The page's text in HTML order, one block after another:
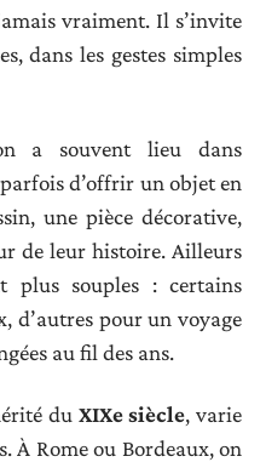
vraiment. Il s’invite
dans les gestes simples
a souvent lieu dans
d’offrir un objet en
une pièce décorative,
de leur histoire. Ailleurs
plus souples : certains
d’autres pour un voyage
au fil des ans.
du XIXe siècle, varie
À Rome ou Bordeaux, on